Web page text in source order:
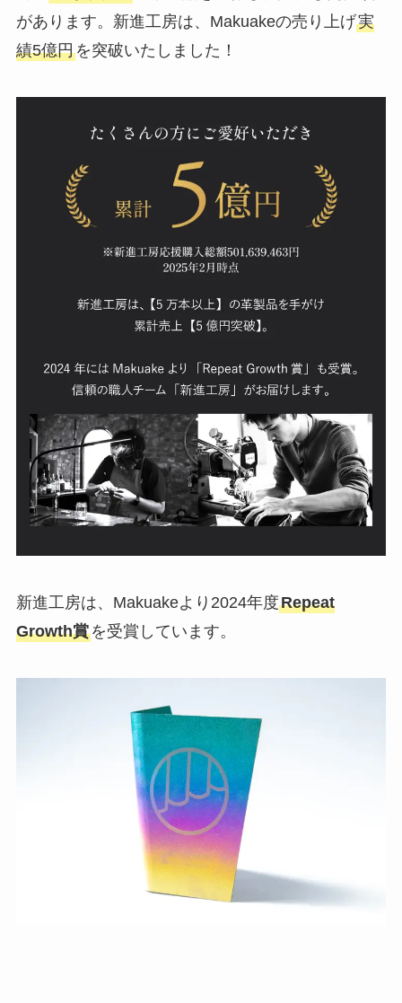
があります。新進工房は、Makuakeの売り上げ実
績5億円を突破いたしました！
新進工房は、Makuakeより2024年度Repeat
Growth賞を受賞しています。